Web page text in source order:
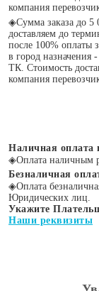
компания
◈Сумма заказа до 5
доставляем до
после 100% оплаты
в город
ТК. Стоимость
компания
Наличная оплата
◈Оплата наличным
Безналичная
◈Оплата
Юридических лиц.
Укажите
Наши реквизиты